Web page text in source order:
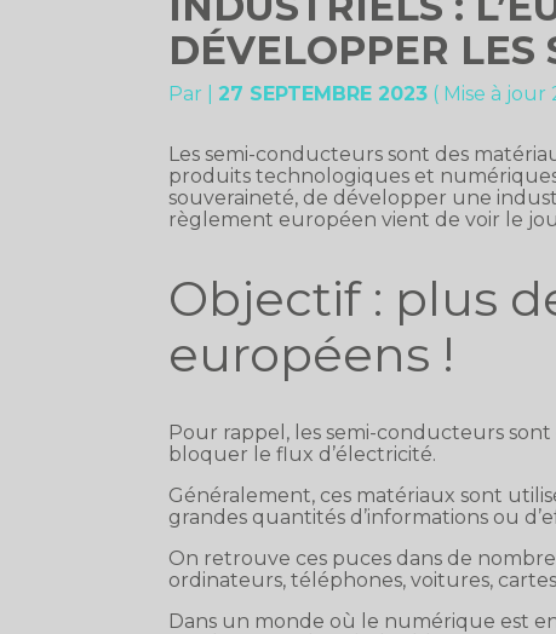
DÉVELOPPER LES
Par 27 SEPTEMBRE 2023 ( Mise à
Les semi-conducteurs sont des
produits technologiques et
souveraineté, de développer une
règlement européen vient de voir le
Objectif : plus
européens !
Pour rappel, les semi-conducteurs
bloquer le flux d’électricité.
Généralement, ces matériaux sont
grandes quantités d’informations ou
On retrouve ces puces dans de
ordinateurs, téléphones, voitures,
Dans un monde où le numérique est